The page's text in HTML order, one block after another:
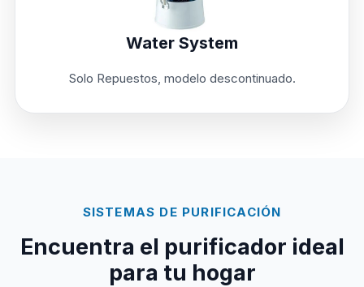
Water System
Solo Repuestos, modelo descontinuado.
SISTEMAS DE PURIFICACIÓN
Encuentra el purificador ideal
para tu hogar